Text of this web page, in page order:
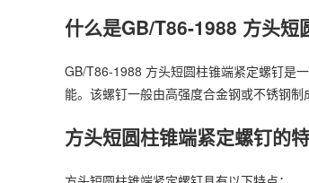
什么是GB/T86-1988 方头短
GB/T86-1988 方头短圆柱锥端紧定螺钉是
能。该螺钉一般由高强度合金钢或不锈钢制
方头短圆柱锥端紧定螺钉的